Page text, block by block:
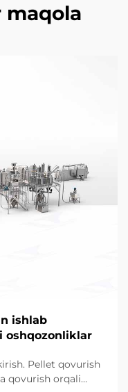
maqola
ishlab
oshqozonliklar
Pellet qovurish
qovurish orqali